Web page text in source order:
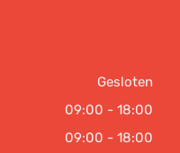
Gesloten
09:00 - 18:00
09:00 - 18:00